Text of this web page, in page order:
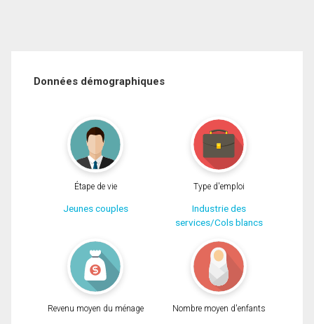
Données démographiques
Étape de vie
Jeunes couples
Type d'emploi
Industrie des
services/Cols blancs
Revenu moyen du ménage Nombre moyen d'enfants